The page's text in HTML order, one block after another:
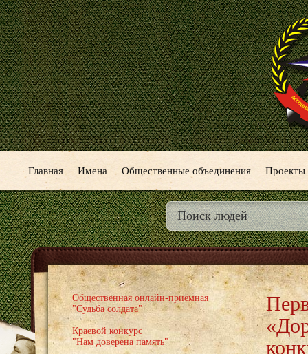
Главная Имена Общественные объединения Проекты
Общественная онлайн-приёмная
"Судьба солдата"
Краевой конкурс
"Нам доверена память"